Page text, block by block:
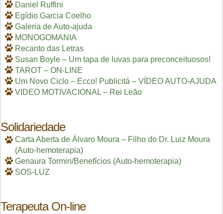
Daniel Ruffini
Egídio Garcia Coelho
Galeria de Auto-ajuda
MONOGOMANIA
Recanto das Letras
Susan Boyle – Um tapa de luvas para preconceituosos!
TAROT – ON-LINE
Um Novo Ciclo – Ecco! Publicitá – VÍDEO AUTO-AJUDA
VIDEO MOTIVACIONAL – Rei Leão
Solidariedade
Carta Aberta de Álvaro Moura – Filho do Dr. Luiz Moura
(Auto-hemoterapia)
Genaura Tormin/Benefícios (Auto-hemoterapia)
SOS-LUZ
Terapeuta On-line